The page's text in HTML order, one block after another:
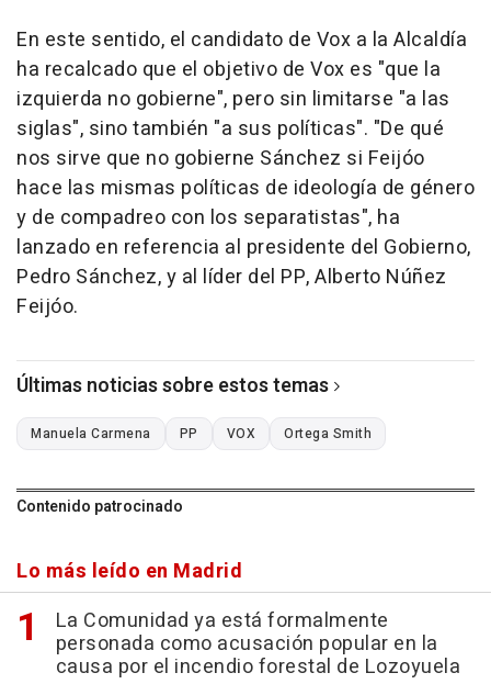
En este sentido, el candidato de Vox a la Alcaldía
ha recalcado que el objetivo de Vox es "que la
izquierda no gobierne", pero sin limitarse "a las
siglas", sino también "a sus políticas". "De qué
nos sirve que no gobierne Sánchez si Feijóo
hace las mismas políticas de ideología de género
y de compadreo con los separatistas", ha
lanzado en referencia al presidente del Gobierno,
Pedro Sánchez, y al líder del PP, Alberto Núñez
Feijóo.
Últimas noticias sobre estos temas
Manuela Carmena PP VOX Ortega Smith
Contenido patrocinado
Lo más leído en Madrid
La Comunidad ya está formalmente
personada como acusación popular en la
causa por el incendio forestal de Lozoyuela